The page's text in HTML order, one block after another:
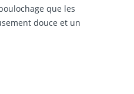
que les
douce et un